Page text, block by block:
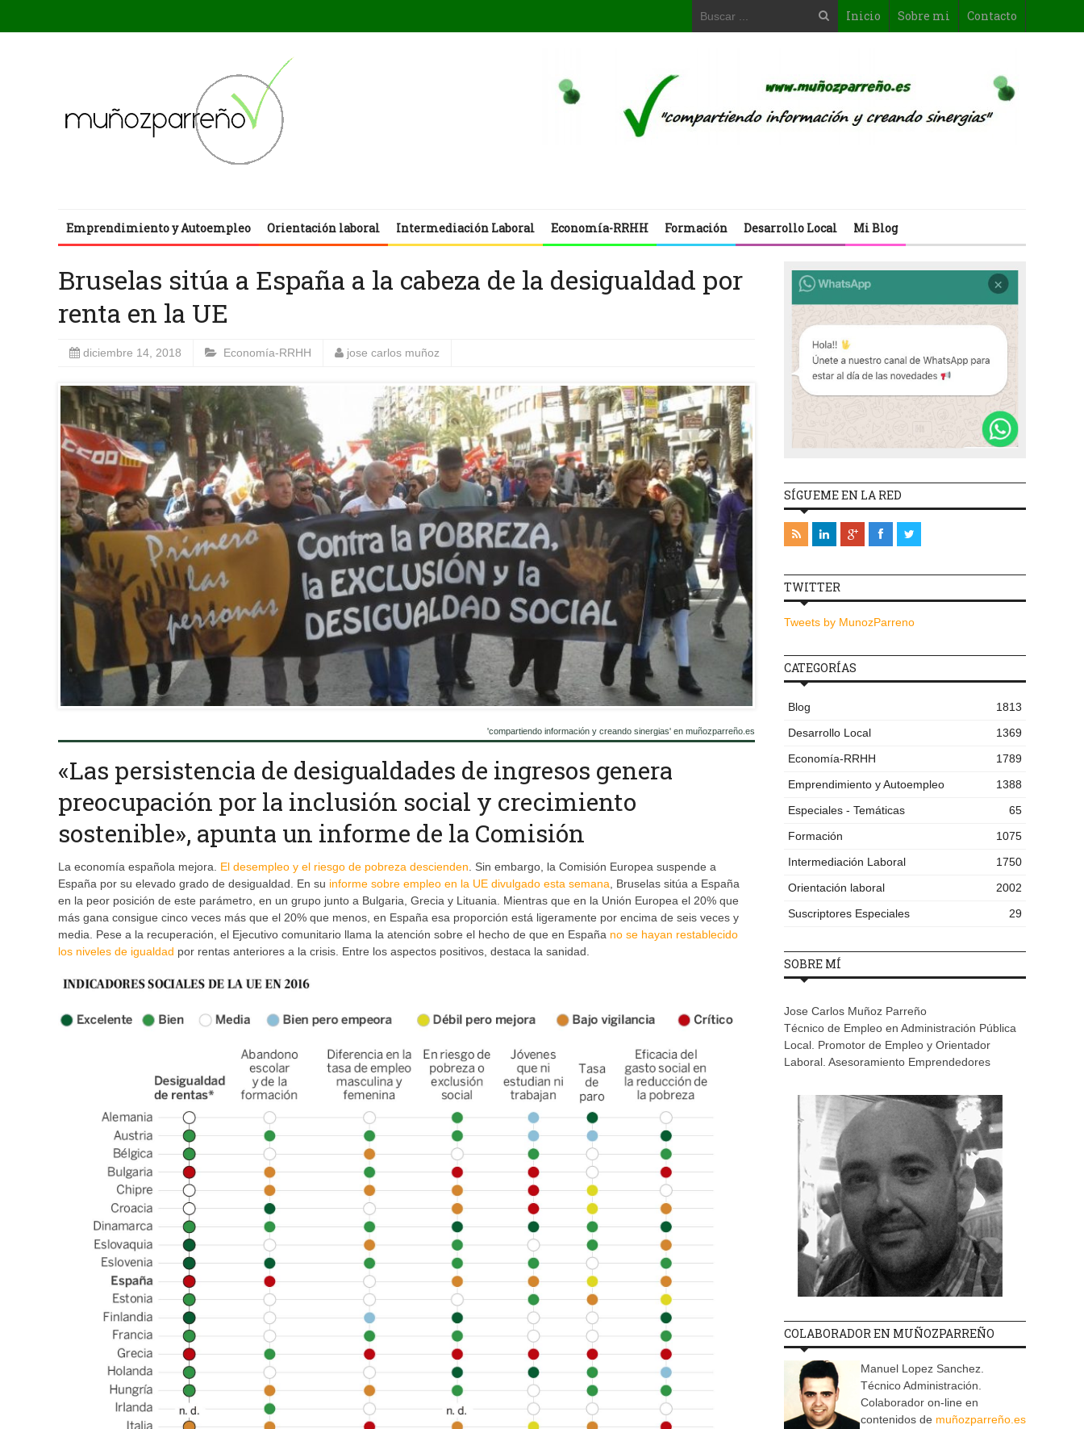
Inicio Sobre mi Contacto
Emprendimiento y Autoempleo Orientación laboral Intermediación Laboral Economía-RRHH Formación Desarrollo Local Mi Blog
Bruselas sitúa a España a la cabeza de la desigualdad por
renta en la UE
diciembre 14, 2018 Economía-RRHH jose carlos muñoz
'compartiendo información y creando sinergias' en muñozparreño.es
«Las persistencia de desigualdades de ingresos genera
preocupación por la inclusión social y crecimiento
sostenible», apunta un informe de la Comisión
La economía española mejora. El desempleo y el riesgo de pobreza descienden. Sin embargo, la Comisión Europea suspende a
España por su elevado grado de desigualdad. En su informe sobre empleo en la UE divulgado esta semana, Bruselas sitúa a España
en la peor posición de este parámetro, en un grupo junto a Bulgaria, Grecia y Lituania. Mientras que en la Unión Europea el 20% que
más gana consigue cinco veces más que el 20% que menos, en España esa proporción está ligeramente por encima de seis veces y
media. Pese a la recuperación, el Ejecutivo comunitario llama la atención sobre el hecho de que en España no se hayan restablecido
los niveles de igualdad por rentas anteriores a la crisis. Entre los aspectos positivos, destaca la sanidad.
SÍGUEME EN LA RED
TWITTER
Tweets by MunozParreno
CATEGORÍAS
Blog
1813
Desarrollo Local
1369
Economía-RRHH
1789
Emprendimiento y Autoempleo
1388
Especiales - Temáticas
65
Formación
1075
Intermediación Laboral
1750
Orientación laboral
2002
Suscriptores Especiales
29
SOBRE MÍ
Jose Carlos Muñoz Parreño
Técnico de Empleo en Administración Pública
Local. Promotor de Empleo y Orientador
Laboral. Asesoramiento Emprendedores
COLABORADOR EN MUÑOZPARREÑO
Manuel Lopez Sanchez.
Técnico Administración.
Colaborador on-line en
contenidos de muñozparreño.es